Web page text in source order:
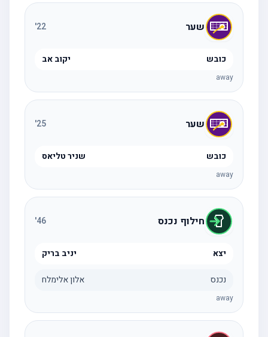
שער 22
'
כובש יקוב אב
away
שער 25
'
כובש שניר טליאס
away
חילוף נכנס 46
'
יצא יניב בריק
נכנס אלון אלימלח
away